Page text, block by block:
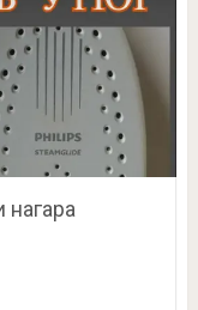
нагара